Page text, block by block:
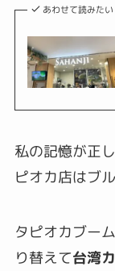
あわせて読みたい
私の記憶が正
ピオカ店はブ
タピオカブー
り替えて台湾